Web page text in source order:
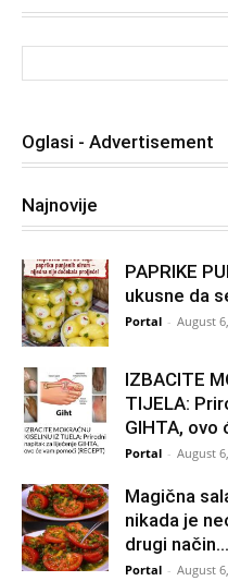
Oglasi - Advertisement
Najnovije
PAPRIKE
ukusne da
Portal - August
IZBACITE
TIJELA:
GIHTA, ovo
Portal - August
Magična
nikada je
drugi način…
Portal - August